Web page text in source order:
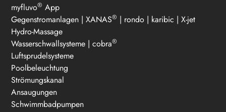
myfluvo® App
Gegenstromanlagen |XANAS® | rondo | karibic |X-jet
Hydro-Massage
Wasserschwallsysteme |cobra®
Luftsprudelsysteme
Poolbeleuchtung
Strömungskanal
Ansaugungen
Schwimmbadpumpen